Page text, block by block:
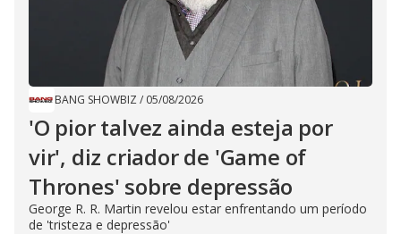
BANG SHOWBIZ / 05/08/2026
'O pior talvez ainda esteja por
vir', diz criador de 'Game of
Thrones' sobre depressão
George R. R. Martin revelou estar enfrentando um período
de 'tristeza e depressão'